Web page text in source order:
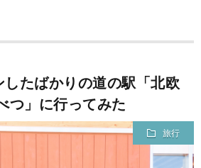
記
Tips
ジ
ェ
グ
ル
旅
たばかりの道の駅「北欧
つ」に行ってみた
旅行